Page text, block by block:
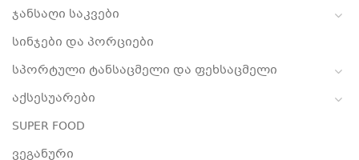
ჯანსაღი საკვები
სინჯები და პორციები
სპორტული ტანსაცმელი და ფეხსაცმელი
აქსესუარები
SUPER FOOD
ვეგანური